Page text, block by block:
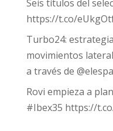
Seis títulos del
https://t.co/
Turbo24:
movimientos
a través de
Rovi empieza a
#Ibex35 https://